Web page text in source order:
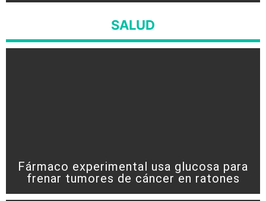
SALUD
Fármaco experimental usa glucosa para
frenar tumores de cáncer en ratones